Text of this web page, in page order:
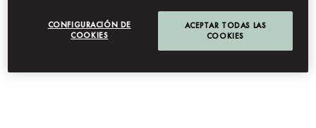
grandes ofrecen camas king o twin y elegantes salas de estar.
Los cuartos de baño son tipo spa, con bañeras esculpidas
independientes y regaderas a ras de suelo. Algunas
CONFIGURACIÓN DE
COOKIES
ACEPTAR TODAS LAS
COOKIES